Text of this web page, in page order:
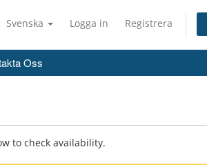
Svenska Logga in Registrera
Oss
to check availability.